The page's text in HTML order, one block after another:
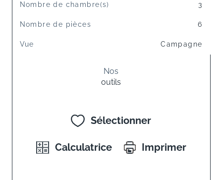
Nombre de chambre(s) 3
Nombre de pièces 6
Vue Campagne
Nos
outils
Sélectionner
Calculatrice Imprimer